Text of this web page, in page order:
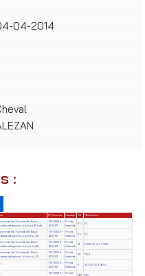
04-2014
:
N° License Cavalier Clt
Résultats
de Tunisie de Saut
catégorie Juniors (Final)
TN-2009-
42987
Frida
Hamida
EL EL
de Tunisie de Saut
catégorie Juniors (J3)
TN-2009-
42987
Frida
Hamida
EL EL
de Tunisie de Saut
catégorie Juniors (J2)
TN-2009-
42987
Frida
Hamida
9 0.00/64.91/NP
de Tunisie de Saut
catégorie Juniors (J1)
TN-2009-
42987
Frida
Hamida
13 70.3
TN-2009-
42987
Frida
Hamida
1 67.07/4/38.75
TN-2009- Frida
NP NP